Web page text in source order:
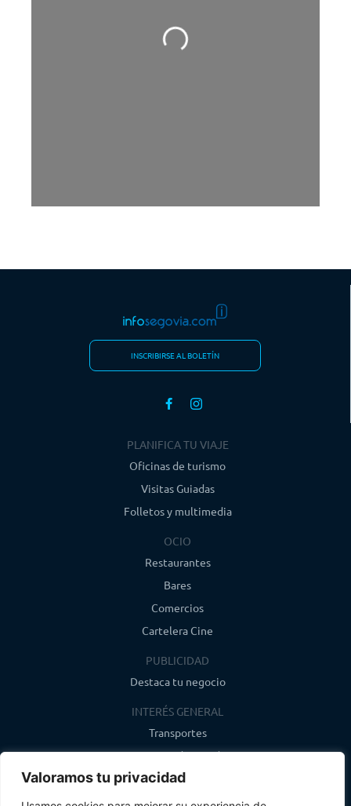
Valoramos tu privacidad
Cargando…
INSCRIBIRSE AL BOLETÍN
PLANIFICA TU VIAJE
Oficinas de turismo
Visitas Guiadas
Folletos y multimedia
OCIO
Restaurantes
Bares
Comercios
Cartelera Cine
PUBLICIDAD
Destaca tu negocio
INTERÉS GENERAL
Transportes
Farmacias de guardia
Canal de WhatsApp
Último boletín